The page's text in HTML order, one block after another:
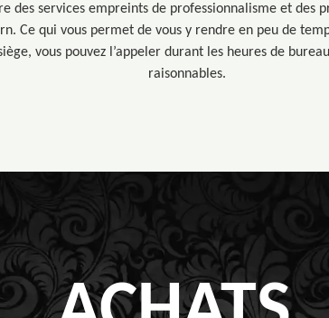
des services empreints de professionnalisme et des
Ce qui vous permet de vous y rendre en peu de
vous pouvez l’appeler durant les heures de
raisonnables.